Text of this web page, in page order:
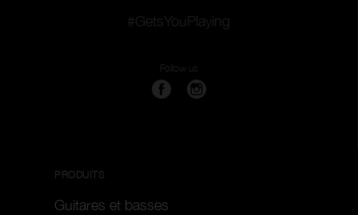
#GetsYouPlaying
Follow us
PRODUITS
Guitares et basses